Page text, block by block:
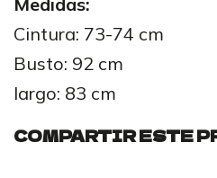
Cintura: 73-74 cm
Busto: 92 cm
largo: 83 cm
COMPARTIR ESTE